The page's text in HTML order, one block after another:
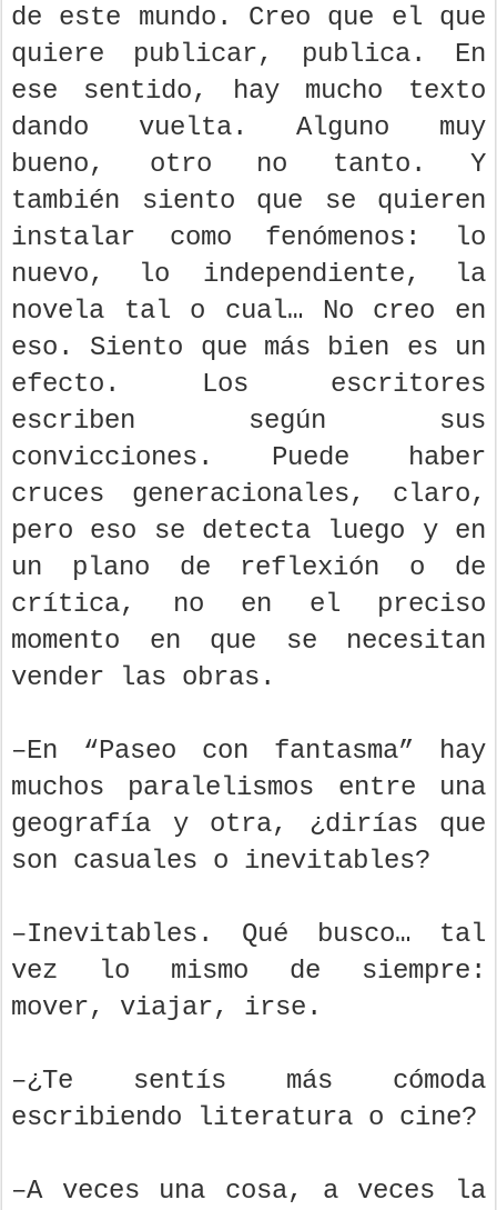
de este mundo. Creo que el que
quiere publicar, publica. En
ese sentido, hay mucho texto
dando vuelta. Alguno muy
bueno, otro no tanto. Y
también siento que se quieren
instalar como fenómenos: lo
nuevo, lo independiente, la
novela tal o cual… No creo en
eso. Siento que más bien es un
efecto. Los escritores
escriben según sus
convicciones. Puede haber
cruces generacionales, claro,
pero eso se detecta luego y en
un plano de reflexión o de
crítica, no en el preciso
momento en que se necesitan
vender las obras.
–En “Paseo con fantasma” hay
muchos paralelismos entre una
geografía y otra, ¿dirías que
son casuales o inevitables?
–Inevitables. Qué busco… tal
vez lo mismo de siempre:
mover, viajar, irse.
–¿Te sentís más cómoda
escribiendo literatura o cine?
–A veces una cosa, a veces la